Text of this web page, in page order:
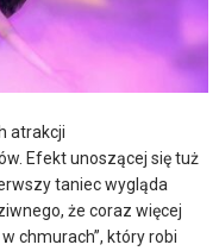
atrakcji
Efekt unoszącej się tuż
taniec wygląda
że coraz więcej
chmurach”, który robi